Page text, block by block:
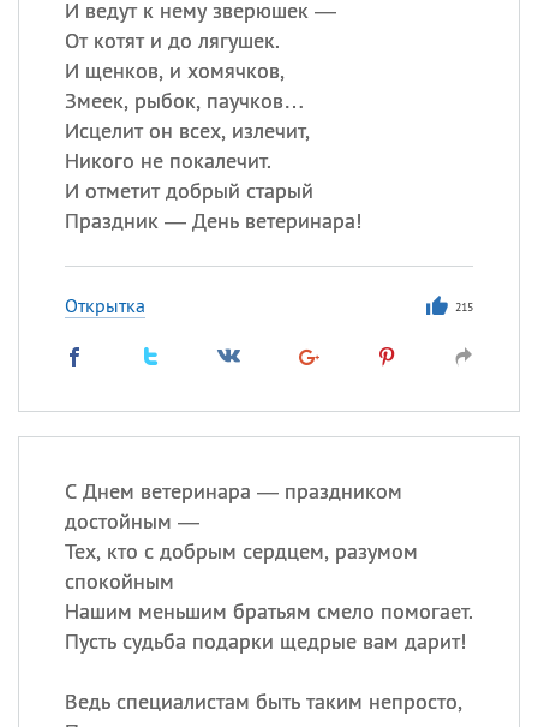
И ведут к нему зверюшек —
От котят и до лягушек.
И щенков, и хомячков,
Змеек, рыбок, паучков…
Исцелит он всех, излечит,
Никого не покалечит.
И отметит добрый старый
Праздник — День ветеринара!
Открытка 215
С Днем ветеринара — праздником
достойным —
Тех, кто с добрым сердцем, разумом
спокойным
Нашим меньшим братьям смело помогает.
Пусть судьба подарки щедрые вам дарит!
Ведь специалистам быть таким непросто,
телевидения
ИМЕНА
Сегодня празднуют именины
Герман
Анфиса
происхождение